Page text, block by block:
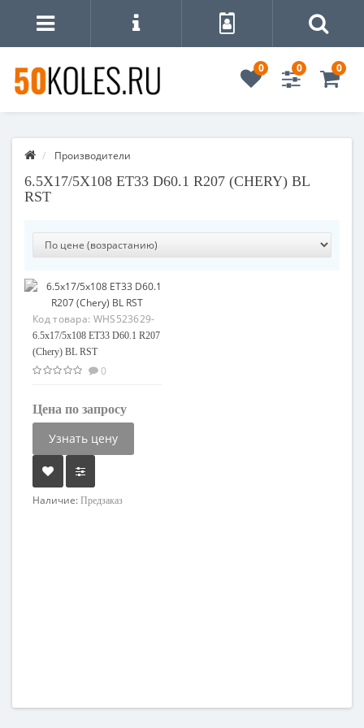
0 0 0
Производители
6.5X17/5X108 ET33 D60.1 R207 (CHERY) BL
RST
Код товара: WHS523629-
01
6.5x17/5x108 ET33 D60.1 R207
(Chery) BL RST
0
Цена по запросу
Узнать цену
Наличие: Предзаказ